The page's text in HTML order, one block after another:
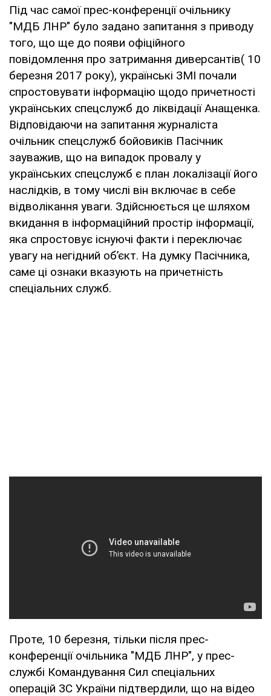
Під час самої прес-конференції очільнику
"МДБ ЛНР" було задано запитання з приводу
того, що ще до появи офіційного
повідомлення про затримання диверсантів( 10
березня 2017 року), українські ЗМІ почали
спростовувати інформацію щодо причетності
українських спецслужб до ліквідації Анащенка.
Відповідаючи на запитання журналіста
очільник спецслужб бойовиків Пасічник
зауважив, що на випадок провалу у
українських спецслужб є план локалізації його
наслідків, в тому числі він включає в себе
відволікання уваги. Здійснюється це шляхом
вкидання в інформаційний простір інформації,
яка спростовує існуючі факти і переключає
увагу на негідний об’єкт. На думку Пасічника,
саме ці ознаки вказують на причетність
спеціальних служб.
Проте, 10 березня, тільки після прес-
конференції очільника "МДБ ЛНР", у прес-
службі Командування Сил спеціальних
операцій ЗС України підтвердили, що на відео